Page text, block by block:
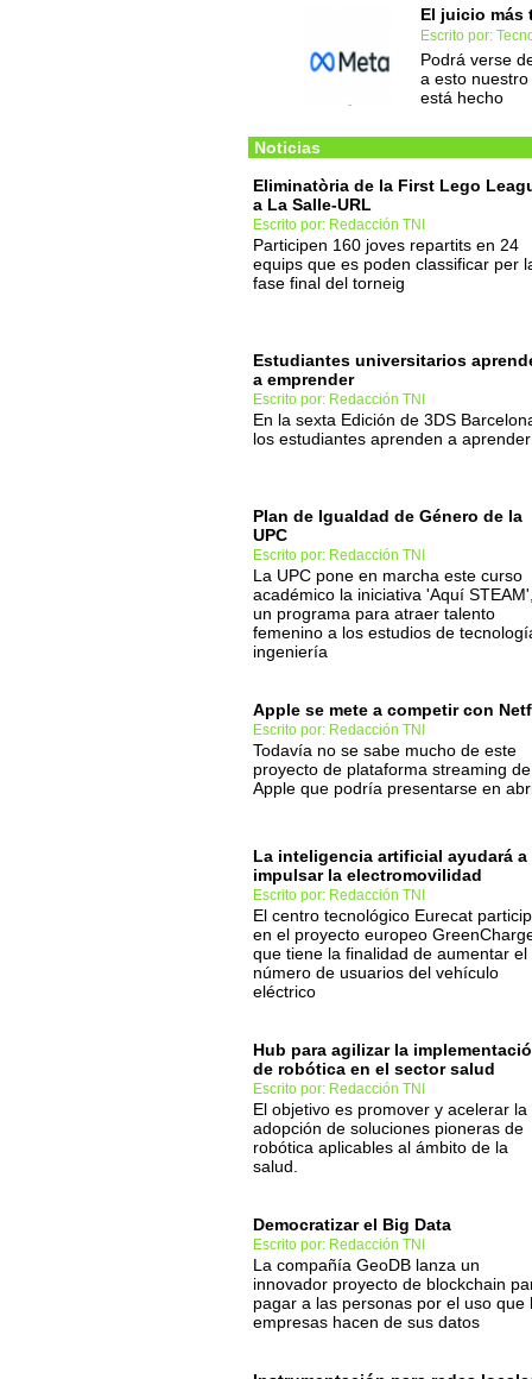
El juicio más
Escrito por:
Podrá verse
a esto
está hecho
Noticias
Eliminatòria de la First Lego
a La Salle-URL
Escrito por: Redacción TNI
Participen 160 joves repartits en 24
equips que es poden classificar per
fase final del torneig
Estudiantes universitarios
a emprender
Escrito por: Redacción TNI
En la sexta Edición de 3DS
los estudiantes aprenden a aprender
Plan de Igualdad de Género de la
UPC
Escrito por: Redacción TNI
La UPC pone en marcha este curso
académico la iniciativa 'Aquí
un programa para atraer talento
femenino a los estudios de
ingeniería
Apple se mete a competir con
Escrito por: Redacción TNI
Todavía no se sabe mucho de este
proyecto de plataforma streaming de
Apple que podría presentarse en
La inteligencia artificial ayudará a
impulsar la electromovilidad
Escrito por: Redacción TNI
El centro tecnológico Eurecat
en el proyecto europeo
que tiene la finalidad de aumentar el
número de usuarios del vehículo
eléctrico
Hub para agilizar la
de robótica en el sector salud
Escrito por: Redacción TNI
El objetivo es promover y acelerar la
adopción de soluciones pioneras de
robótica aplicables al ámbito de la
salud.
Democratizar el Big Data
Escrito por: Redacción TNI
La compañía GeoDB lanza un
innovador proyecto de blockchain
pagar a las personas por el uso que
empresas hacen de sus datos